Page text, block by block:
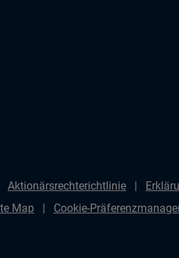
Aktionärsrechterichtlinie
Map Cookie-